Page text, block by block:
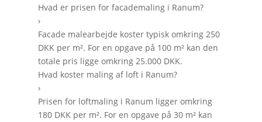
Hvad er prisen for facademaling i Ranum?
›
Facade malearbejde koster typisk omkring 250
DKK per m². For en opgave på 100 m² kan den
totale pris ligge omkring 25.000 DKK.
Hvad koster maling af loft i Ranum?
›
Prisen for loftmaling i Ranum ligger omkring
180 DKK per m². For en opgave på 30 m² kan